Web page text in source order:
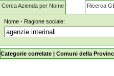
Cerca Azienda per Nome Ricerca
Nome - Ragione sociale:
agenzie-interinali gatteo
Categorie correlate | Comuni della